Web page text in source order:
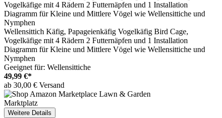
Wellensittich Käfig, Papageienkäfig Vogelkäfig Bird Cage,
Vogelkäfige mit 4 Rädern 2 Futternäpfen und 1 Installation
Diagramm für Kleine und Mittlere Vögel wie Wellensittiche und
Nymphen
Geeignet für: Wellensittiche
49,99 €*
ab 30,00 € Versand
Marktplatz
Weitere Details